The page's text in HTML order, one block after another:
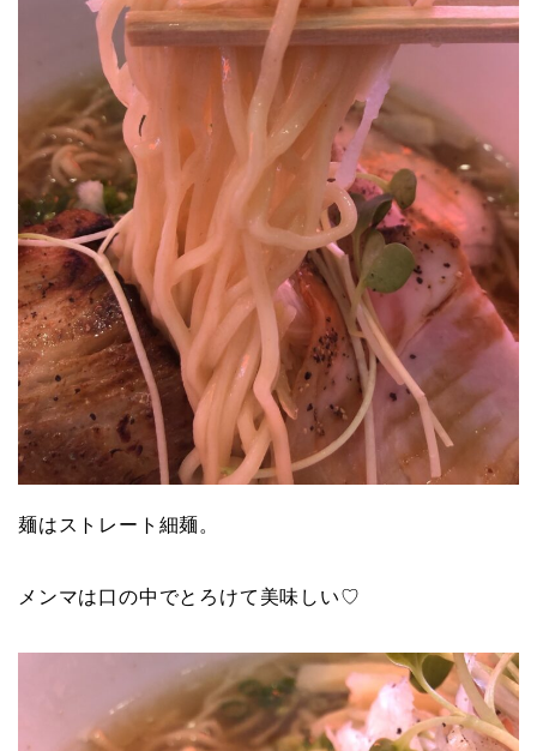
麺はストレート細麺。
メンマは口の中でとろけて美味しい♡